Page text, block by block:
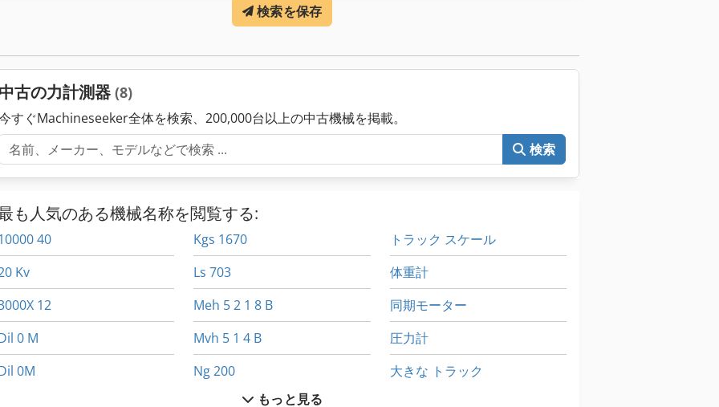
検索を保存
中古の力計測器 (8)
すぐMachineseeker全体を検索、200,000台以上の中古機械を掲載。
検索
も人気のある機械名称を閲覧する:
40
Kv
12
0 M
0M
Kgs 1670
Ls 703
Meh 5 2 1 8 B
Mvh 5 1 4 B
Ng 200
トラック スケール
体重計
同期モーター
圧力計
大きな トラック
もっと見る